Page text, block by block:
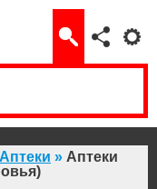
Аптеки » Аптеки